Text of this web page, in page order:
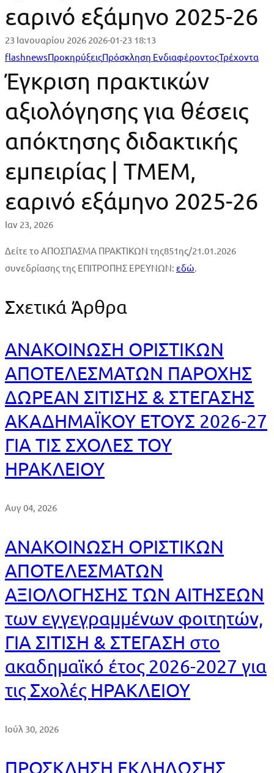
εαρινό εξάμηνο 2025-26
23 Ιανουαρίου 2026 2026-01-23 18:13
Έγκριση
πρακτικών
αξιολόγησης
για
θέσεις
απόκτησης
διδακτικής
εμπειρίας
|
ΤΜΕΜ,
εξάμηνο
2025-
26
flashnewsΠροκηρύξειςΠρόσκληση ΕνδιαφέροντοςΤρέχοντα
Έγκριση πρακτικών
αξιολόγησης για θέσεις
απόκτησης διδακτικής
εμπειρίας | ΤΜΕΜ,
εαρινό εξάμηνο 2025-26
Ιαν 23, 2026
Δείτε το ΑΠΟΣΠΑΣΜΑ ΠΡΑΚΤΙΚΩΝ της851ης/21.01.2026
συνεδρίασης της ΕΠΙΤΡΟΠΗΣ ΕΡΕΥΝΩΝ: εδώ
Σχετικά Άρθρα
ΑΝΑΚΟΙΝΩΣΗ ΟΡΙΣΤΙΚΩΝ
ΑΠΟΤΕΛΕΣΜΑΤΩΝ ΠΑΡΟΧΗΣ
ΔΩΡΕΑΝ ΣΙΤΙΣΗΣ & ΣΤΕΓΑΣΗΣ
ΑΚΑΔΗΜΑΪΚΟΥ ΕΤΟΥΣ 2026-27
ΓΙΑ ΤΙΣ ΣΧΟΛΕΣ ΤΟΥ
ΗΡΑΚΛΕΙΟΥ
Αυγ 04, 2026
ΑΝΑΚΟΙΝΩΣΗ ΟΡΙΣΤΙΚΩΝ
ΑΠΟΤΕΛΕΣΜΑΤΩΝ
ΑΞΙΟΛΟΓΗΣΗΣ ΤΩΝ ΑΙΤΗΣΕΩΝ
των εγγεγραμμένων φοιτητών,
ΓΙΑ ΣΙΤΙΣΗ & ΣΤΕΓΑΣΗ στο
ακαδημαϊκό έτος 2026-2027 για
τις Σχολές ΗΡΑΚΛΕΙΟΥ
Ιούλ 30, 2026
ΠΡΟΣΚΛΗΣΗ ΕΚΔΗΛΩΣΗΣ